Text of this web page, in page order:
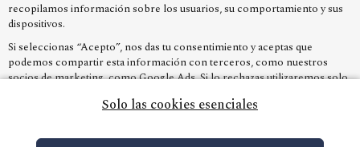
recopilamos información sobre los usuarios, su comportamiento y sus
dispositivos.
Si seleccionas “Acepto”, nos das tu consentimiento y aceptas que
podemos compartir esta información con terceros, como nuestros
socios de marketing, como Google Ads. Si lo rechazas utilizaremos solo
contenido personalizadoSolo las cookies esenciales